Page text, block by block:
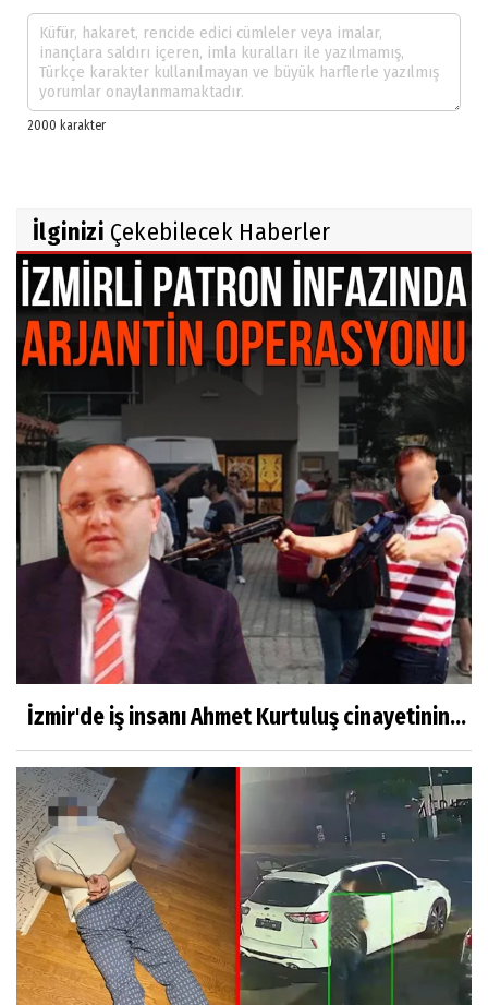
İlginizi Çekebilecek Haberler
İzmir'de iş insanı Ahmet Kurtuluş cinayetinin...